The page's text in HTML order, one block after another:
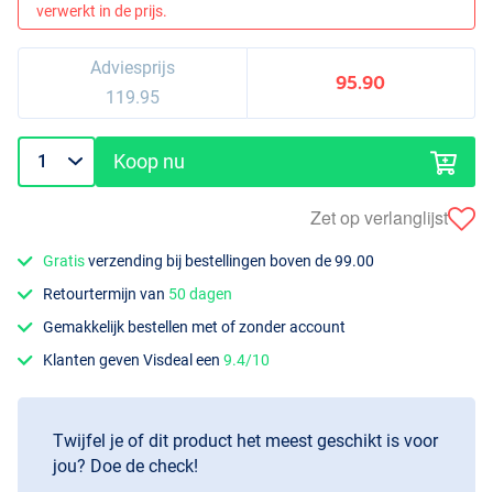
verwerkt in de prijs.
Adviesprijs
119.95
95.90
Koop nu
Zet op verlanglijst
Gratisverzending bij bestellingen boven de 99.00
Retourtermijn van 50 dagen
Gemakkelijk bestellen met of zonder account
Klanten geven Visdeal een9.4/10
Twijfel je of dit product het meest geschikt is voor
jou? Doe de check!